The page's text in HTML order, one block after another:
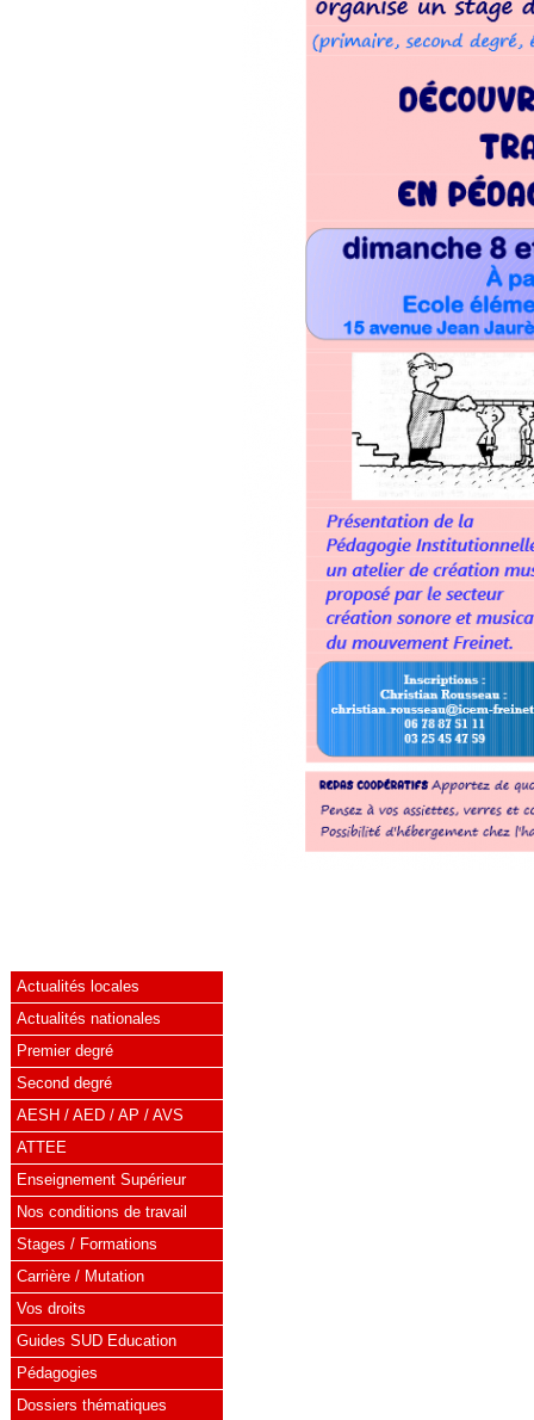
Actualités locales
Actualités nationales
Premier degré
Second degré
AESH / AED / AP / AVS
ATTEE
Enseignement Supérieur
Nos conditions de travail
Stages / Formations
Carrière / Mutation
Vos droits
Guides SUD Education
Pédagogies
Dossiers thématiques